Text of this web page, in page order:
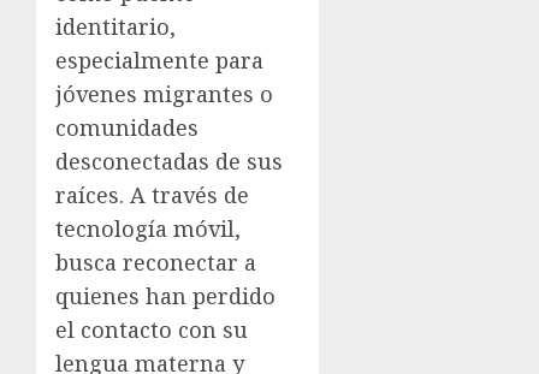
identitario,
especialmente para
jóvenes migrantes o
comunidades
desconectadas de sus
raíces. A través de
tecnología móvil,
busca reconectar a
quienes han perdido
el contacto con su
lengua materna y